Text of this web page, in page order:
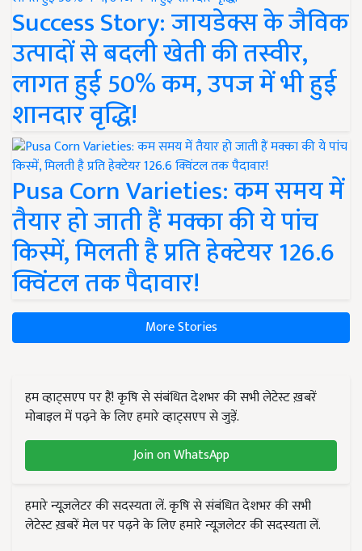
Success Story: जायडेक्स के जैविक
उत्पादों से बदली खेती की तस्वीर,
लागत हुई 50% कम, उपज में भी हुई
शानदार वृद्धि!
Pusa Corn Varieties: कम समय में
तैयार हो जाती हैं मक्का की ये पांच
किस्में, मिलती है प्रति हेक्टेयर 126.6
क्विंटल तक पैदावार!
More Stories
हम व्हाट्सएप पर हैं! कृषि से संबंधित देशभर की सभी लेटेस्ट ख़बरें
मोबाइल में पढ़ने के लिए हमारे व्हाट्सएप से जुड़ें.
Join on WhatsApp
हमारे न्यूज़लेटर की सदस्यता लें. कृषि से संबंधित देशभर की सभी
लेटेस्ट ख़बरें मेल पर पढ़ने के लिए हमारे न्यूज़लेटर की सदस्यता लें.